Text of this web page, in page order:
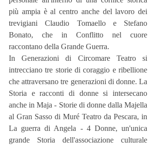
più ampia è al centro anche del lavoro dei
trevigiani Claudio Tomaello e Stefano
Bonato, che in Conflitto nel cuore
raccontano della Grande Guerra.
In Generazioni di Circomare Teatro si
intrecciano tre storie di coraggio e ribellione
che attraversano tre generazioni di donne. La
Storia e racconti di donne si intersecano
anche in Maja - Storie di donne dalla Majella
al Gran Sasso di Muré Teatro da Pescara, in
La guerra di Angela - 4 Donne, un'unica
grande Storia dell'associazione culturale